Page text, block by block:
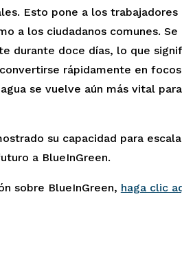
Esto pone a los trabajadores
a los ciudadanos comunes.
durante doce días, lo que
rápidamente en
se vuelve aún más vital
su capacidad para
a BlueInGreen.
sobre BlueInGreen, haga clic